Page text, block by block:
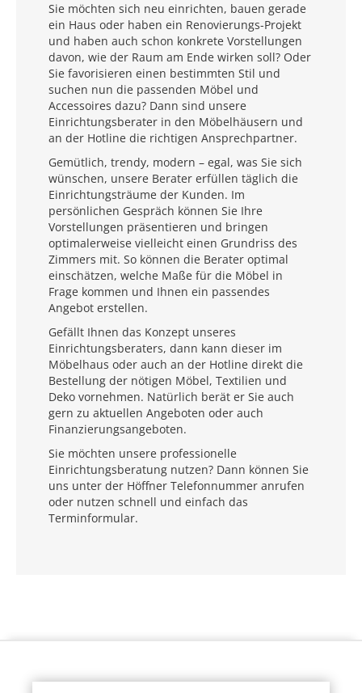
Sie möchten sich neu einrichten, bauen gerade
ein Haus oder haben ein Renovierungs-Projekt
und haben auch schon konkrete Vorstellungen
davon, wie der Raum am Ende wirken soll? Oder
Sie favorisieren einen bestimmten Stil und
suchen nun die passenden Möbel und
Accessoires dazu? Dann sind unsere
Einrichtungsberater in den Möbelhäusern und
an der Hotline die richtigen Ansprechpartner.
Gemütlich, trendy, modern – egal, was Sie sich
wünschen, unsere Berater erfüllen täglich die
Einrichtungsträume der Kunden. Im
persönlichen Gespräch können Sie Ihre
Vorstellungen präsentieren und bringen
optimalerweise vielleicht einen Grundriss des
Zimmers mit. So können die Berater optimal
einschätzen, welche Maße für die Möbel in
Frage kommen und Ihnen ein passendes
Angebot erstellen.
Gefällt Ihnen das Konzept unseres
Einrichtungsberaters, dann kann dieser im
Möbelhaus oder auch an der Hotline direkt die
Bestellung der nötigen Möbel, Textilien und
Deko vornehmen. Natürlich berät er Sie auch
gern zu aktuellen Angeboten oder auch
Finanzierungsangeboten.
Sie möchten unsere professionelle
Einrichtungsberatung nutzen? Dann können Sie
uns unter der Höffner Telefonnummer anrufen
oder nutzen schnell und einfach das
Terminformular.